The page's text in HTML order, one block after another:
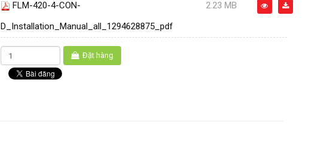
FLM-420-4-CON-
D_Installation_Manual_all_1294628875_pdf
2.23 MB
Đặt hàng